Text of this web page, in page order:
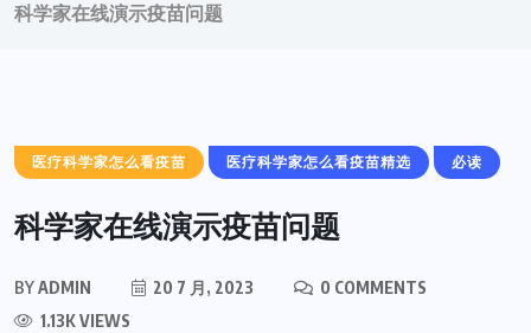
科学家在线演示疫苗问题
医疗科学家怎么看疫苗 医疗科学家怎么看疫苗精选 必读
科学家在线演示疫苗问题
BYADMIN 20 7 月, 2023
0 COMMENTS
1.13K VIEWS